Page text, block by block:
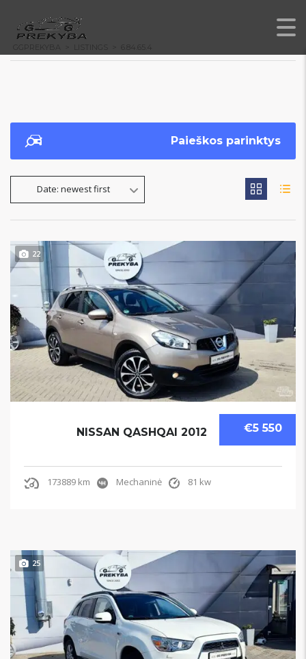
GGPREKYBA LISTINGS 6.84.65.4
Paieškos parinktys
Date: newest first
22
€5 550
NISSAN QASHQAI 2012
173889 km Mechaninė 81 kw
25